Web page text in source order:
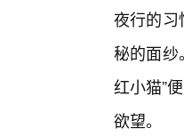
夜行的习
秘的面纱
红小猫”
欲望。